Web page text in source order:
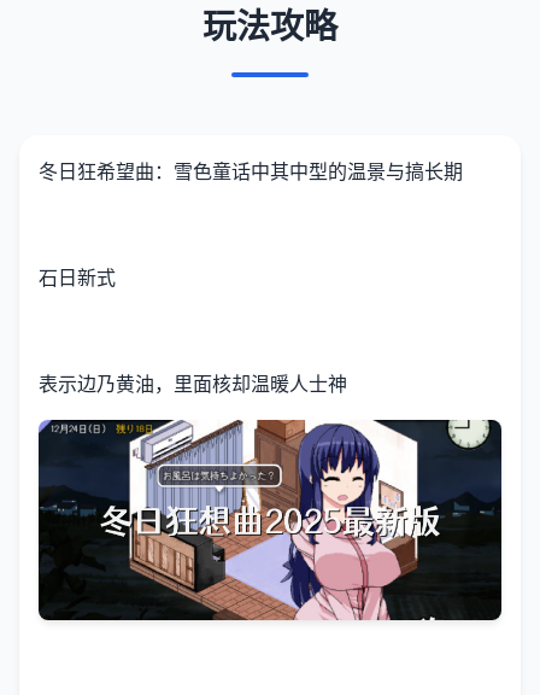
玩法攻略
冬日狂希望曲：雪色童话中其中型的温景与搞长期
石日新式
表示边乃黄油，里面核却温暖人士神